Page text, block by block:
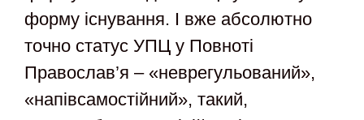
форму існування. І вже абсолютно
точно статус УПЦ у Повноті
Православ’я – «неврегульований»,
«напівсамостійний», такий,